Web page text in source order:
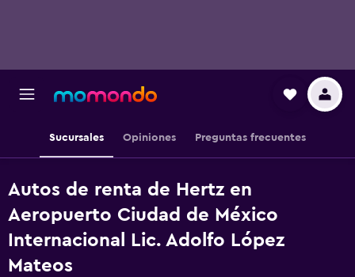
Sucursales Opiniones Preguntas frecuentes
Autos de renta de Hertz en
Aeropuerto Ciudad de México
Internacional Lic. Adolfo López
Mateos